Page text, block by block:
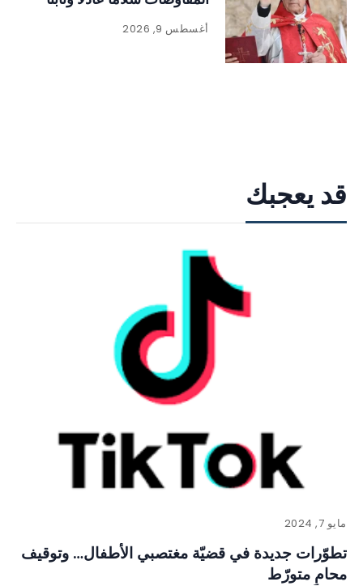
أغسطس 9, 2026
قد يعجبك
مايو 7, 2024
تطوّرات جديدة في قضيّة مغتصبي الأطفال… وتوقيف
محامٍ متورّط